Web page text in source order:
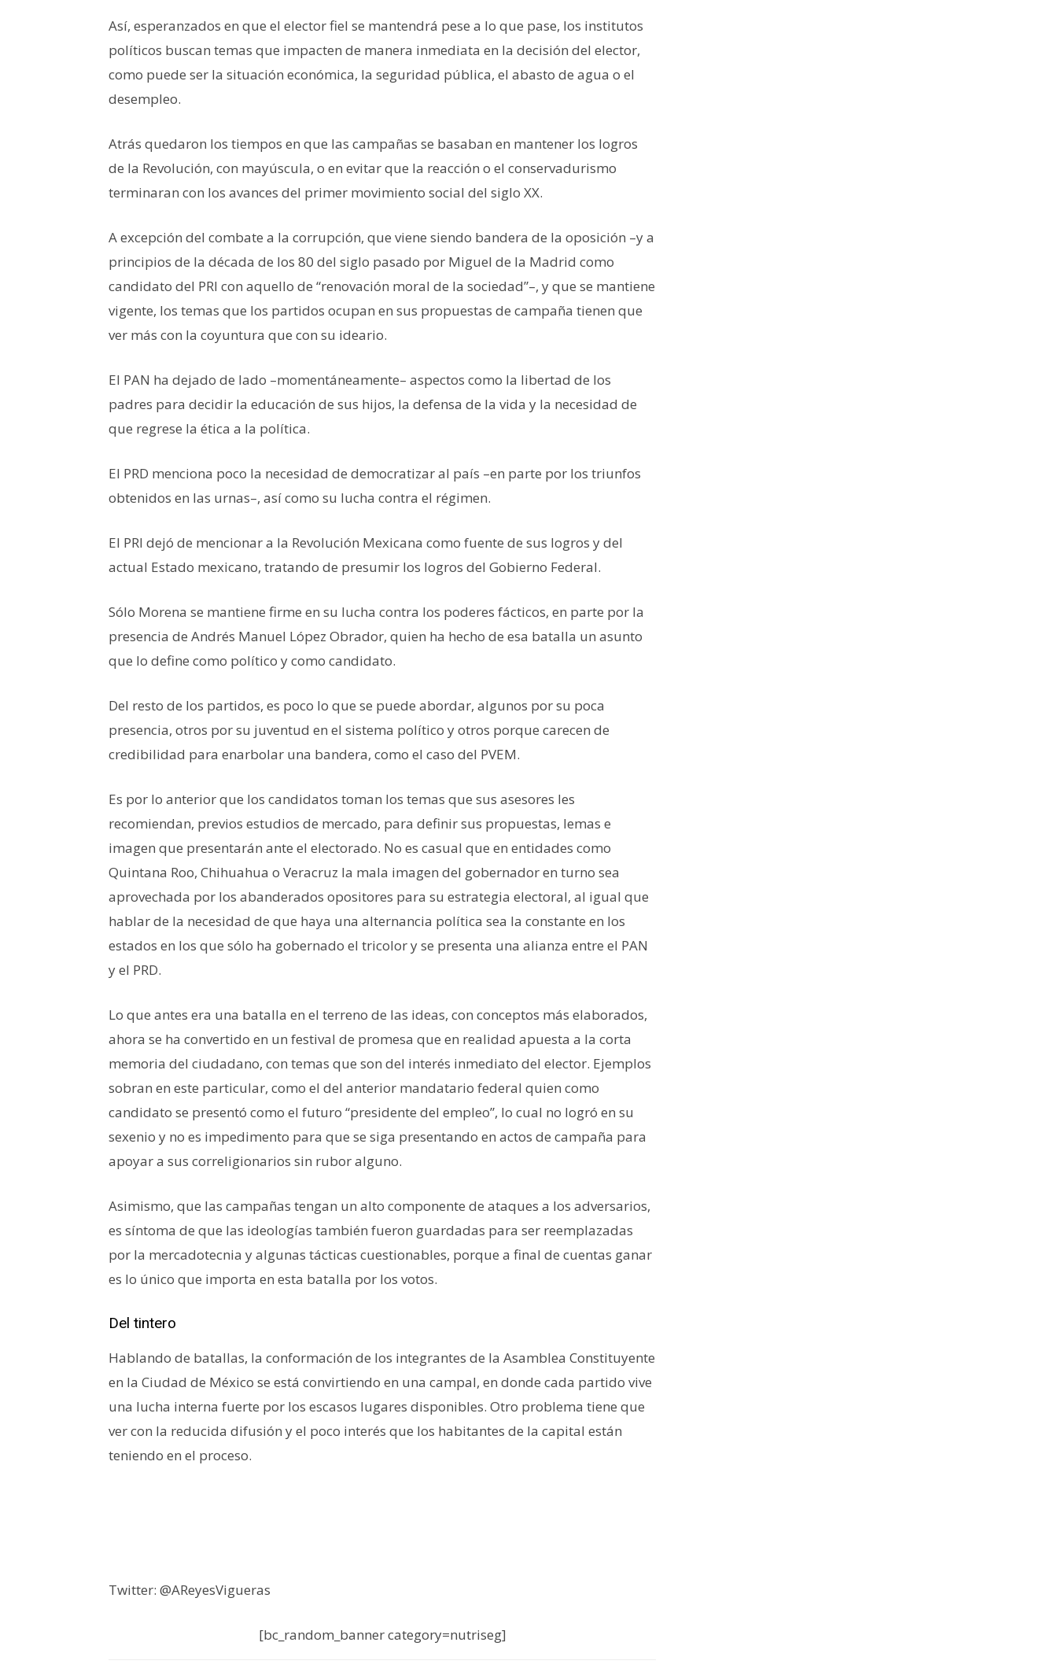
Así, esperanzados en que el elector fiel se mantendrá pese a lo que pase, los institutos
políticos buscan temas que impacten de manera inmediata en la decisión del elector,
como puede ser la situación económica, la seguridad pública, el abasto de agua o el
desempleo.
Atrás quedaron los tiempos en que las campañas se basaban en mantener los logros
de la Revolución, con mayúscula, o en evitar que la reacción o el conservadurismo
terminaran con los avances del primer movimiento social del siglo XX.
A excepción del combate a la corrupción, que viene siendo bandera de la oposición –y a
principios de la década de los 80 del siglo pasado por Miguel de la Madrid como
candidato del PRI con aquello de “renovación moral de la sociedad”–, y que se mantiene
vigente, los temas que los partidos ocupan en sus propuestas de campaña tienen que
ver más con la coyuntura que con su ideario.
El PAN ha dejado de lado –momentáneamente– aspectos como la libertad de los
padres para decidir la educación de sus hijos, la defensa de la vida y la necesidad de
que regrese la ética a la política.
El PRD menciona poco la necesidad de democratizar al país –en parte por los triunfos
obtenidos en las urnas–, así como su lucha contra el régimen.
El PRI dejó de mencionar a la Revolución Mexicana como fuente de sus logros y del
actual Estado mexicano, tratando de presumir los logros del Gobierno Federal.
Sólo Morena se mantiene firme en su lucha contra los poderes fácticos, en parte por la
presencia de Andrés Manuel López Obrador, quien ha hecho de esa batalla un asunto
que lo define como político y como candidato.
Del resto de los partidos, es poco lo que se puede abordar, algunos por su poca
presencia, otros por su juventud en el sistema político y otros porque carecen de
credibilidad para enarbolar una bandera, como el caso del PVEM.
Es por lo anterior que los candidatos toman los temas que sus asesores les
recomiendan, previos estudios de mercado, para definir sus propuestas, lemas e
imagen que presentarán ante el electorado. No es casual que en entidades como
Quintana Roo, Chihuahua o Veracruz la mala imagen del gobernador en turno sea
aprovechada por los abanderados opositores para su estrategia electoral, al igual que
hablar de la necesidad de que haya una alternancia política sea la constante en los
estados en los que sólo ha gobernado el tricolor y se presenta una alianza entre el PAN
y el PRD.
Lo que antes era una batalla en el terreno de las ideas, con conceptos más elaborados,
ahora se ha convertido en un festival de promesa que en realidad apuesta a la corta
memoria del ciudadano, con temas que son del interés inmediato del elector. Ejemplos
sobran en este particular, como el del anterior mandatario federal quien como
candidato se presentó como el futuro “presidente del empleo”, lo cual no logró en su
sexenio y no es impedimento para que se siga presentando en actos de campaña para
apoyar a sus correligionarios sin rubor alguno.
Asimismo, que las campañas tengan un alto componente de ataques a los adversarios,
es síntoma de que las ideologías también fueron guardadas para ser reemplazadas
por la mercadotecnia y algunas tácticas cuestionables, porque a final de cuentas ganar
es lo único que importa en esta batalla por los votos.
Del tintero
Hablando de batallas, la conformación de los integrantes de la Asamblea Constituyente
en la Ciudad de México se está convirtiendo en una campal, en donde cada partido vive
una lucha interna fuerte por los escasos lugares disponibles. Otro problema tiene que
ver con la reducida difusión y el poco interés que los habitantes de la capital están
teniendo en el proceso.
Twitter: @AReyesVigueras
[bc_random_banner category=nutriseg]